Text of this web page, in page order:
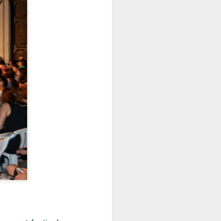
sajam. Sinjska alka rođena je kao
i zavjet Gospi Sinjskoj. Iz te jedne
— strogost odore, vojna hijerarhija,
ton kojim se igra izvodi.
JUL
10